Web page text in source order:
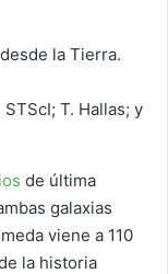
la Tierra.
T. Hallas; y
de última
galaxias
viene a 110
la historia